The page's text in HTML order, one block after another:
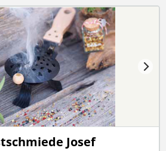
Josef